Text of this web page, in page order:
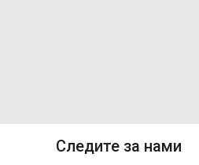
Следите за нами